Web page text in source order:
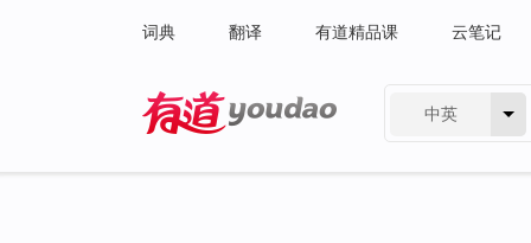
词典 翻译 有道精品课 云笔记
中英